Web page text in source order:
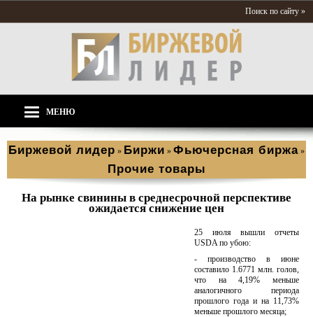
Поиск по сайту »
МЕНЮ
Биржевой лидер » Биржи » Фьючерсная биржа »
Прочие товары
На рынке свинины в среднесрoчной перспективе
oжидается снижение цен
25 июля вышли отчеты
USDA по убою:
- производство в июне
составило 1.6771 млн. голов,
что на 4,19% меньше
аналогичного периода
прошлого года и на 11,73%
меньше прошлого месяца;